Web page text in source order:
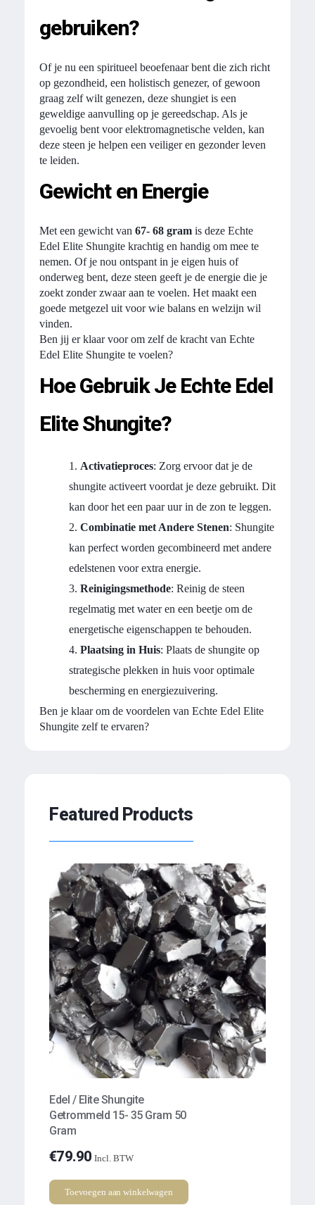
gebruiken?
Of je nu een spiritueel beoefenaar bent die zich richt
op gezondheid, een holistisch genezer, of gewoon
graag zelf wilt genezen, deze shungiet is een
geweldige aanvulling op je gereedschap. Als je
gevoelig bent voor elektromagnetische velden, kan
deze steen je helpen een veiliger en gezonder leven
te leiden.
Gewicht en Energie
Met een gewicht van 67- 68 gramis deze Echte
Edel Elite Shungite krachtig en handig om mee te
nemen. Of je nou ontspant in je eigen huis of
onderweg bent, deze steen geeft je de energie die je
zoekt zonder zwaar aan te voelen. Het maakt een
goede metgezel uit voor wie balans en welzijn wil
vinden.
Ben jij er klaar voor om zelf de kracht van Echte
Edel Elite Shungite te voelen?
Hoe Gebruik Je Echte Edel
Elite Shungite?
Activatieproces: Zorg ervoor dat je de
shungite activeert voordat je deze gebruikt. Dit
kan door het een paar uur in de zon te leggen.
Combinatie met Andere Stenen: Shungite
kan perfect worden gecombineerd met andere
edelstenen voor extra energie.
Reinigingsmethode: Reinig de steen
regelmatig met water en een beetje om de
energetische eigenschappen te behouden.
Plaatsing in Huis: Plaats de shungite op
strategische plekken in huis voor optimale
bescherming en energiezuivering.
Ben je klaar om de voordelen van Echte Edel Elite
Shungite zelf te ervaren?
Featured Products
Edel / Elite Shungite
Getrommeld 15- 35 Gram 50
Gram
€79.90 Incl. BTW
Toevoegen aan winkelwagen